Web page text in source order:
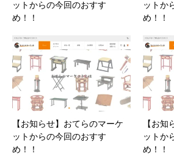
ットからの今回のおすす
め！！
ットか
め！！
【お知らせ】おてらのマーケ
ットからの今回のおすす
め！！
【お知
ットか
め！！